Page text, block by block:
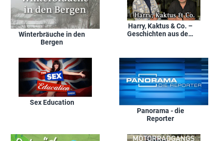
Winterbräuche in den
Bergen
Harry, Kaktus & Co. –
Geschichten aus dem
Sex Education
Panorama - die
Reporter